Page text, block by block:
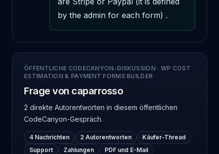
by the admin for each form) .
ÖFFENTLICHE CODECANYON-DISKUSSION· WP COST
ESTIMATION & PAYMENT FORMS BUILDER
Frage von caparrosso
2 direkte Autorentworten in diesem öffentlichen
CodeCanyon-Gespräch.
4 Nachrichten 2 Autorentworten
Käufer-Thread
Support
Zahlungen PDF und E-Mail